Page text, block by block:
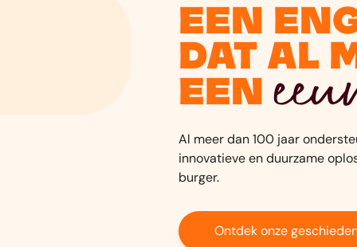
Een
dat al
een
Al meer dan 100 jaar
innovatieve en duurzame
burger.
Ontdek onze